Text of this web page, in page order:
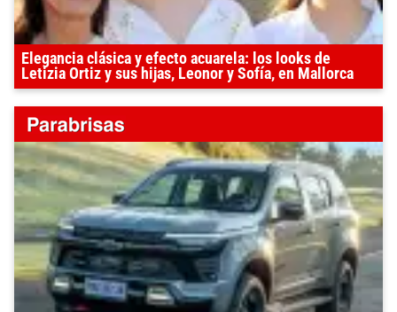
Elegancia clásica y efecto acuarela: los looks de
Letizia Ortiz y sus hijas, Leonor y Sofía, en Mallorca